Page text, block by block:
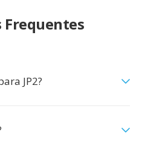
Frequentes
JP2?